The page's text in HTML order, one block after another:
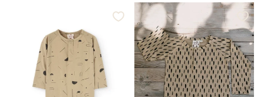
longues
sidérale
Grenouillère
bébé
Jam
pierre
beige